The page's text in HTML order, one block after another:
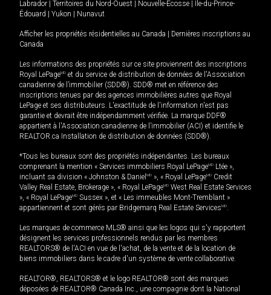
Labrador
Territoires du Nord-Ouest Nouvelle-Écosse
Île-du-Prince-
Édouard
Yukon Nunavut
Afficher les propriétés résidentielles au Canada
Dernières inscriptions au
Canada
Les informations des propriétés sur ce site proviennent des inscriptions
Royal LePageMD et du service de distribution de données de l'Association
canadienne de l’immobilier (SDD®). SDD® met en référence des
inscriptions tenues par des agences immobilières autres que Royal
LePage et ses distributeurs. L'exactitude de l'information n'est pas
garantie et devrait être indépendamment vérifiée. La marque DDF®
appartient à l'Association canadienne de l’immobilier (ACI) et identifie le
REALTOR.ca Installation de distribution de données (SDD®).
*Tous les bureaux sont des propriétés indépendantes. Les bureaux
comprenant la mention « Services immobiliers Royal LePageMD Ltée »,
incluant sa division « Johnston & Daniel MD », « Royal LePageMD Credit
Valley Real Estate, Brokerage », « Royal LePageMD West Real Estate Services
», « Royal LePageMD Sussex », et « Les immeubles Mont-Tremblant »
appartiennent et sont gérés par Bridgemarq Real Estate ServicesMD.
Les marques de commerce MLS® ainsi que les logos qui s'y rapportent
désignent les services professionnels rendus par les membres
REALTORS® de l'ACI en vue de l'achat, de la vente et de la location de
biens immobiliers dans le cadre d'un système de vente collaborative.
REALTOR®, REALTORS® et le logo REALTOR® sont des marques
déposées de REALTOR® Canada Inc., une compagnie dont la National